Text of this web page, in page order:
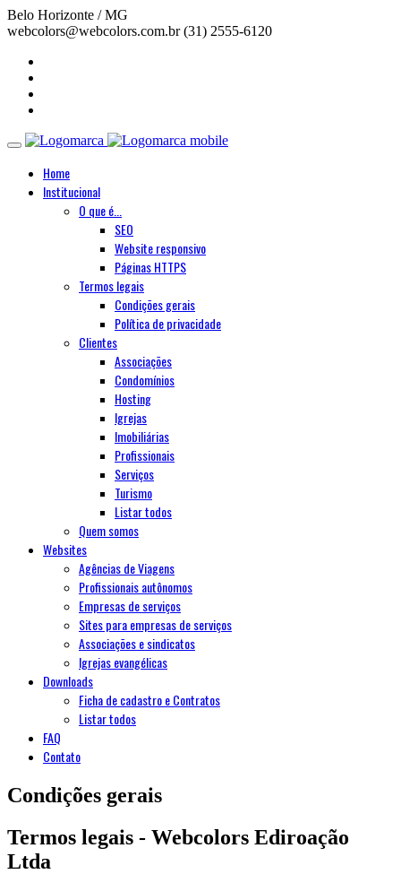
Belo Horizonte / MG
webcolors@webcolors.com.br (31) 2555-6120
Home
Institucional
O que é...
SEO
Website responsivo
Páginas HTTPS
Termos legais
Condições gerais
Política de privacidade
Clientes
Associações
Condomínios
Hosting
Igrejas
Imobiliárias
Profissionais
Serviços
Turismo
Listar todos
Quem somos
Websites
Agências de Viagens
Profissionais autônomos
Empresas de serviços
Sites para empresas de serviços
Associações e sindicatos
Igrejas evangélicas
Downloads
Ficha de cadastro e Contratos
Listar todos
FAQ
Contato
Condições gerais
Termos legais - Webcolors Ediroação
Ltda